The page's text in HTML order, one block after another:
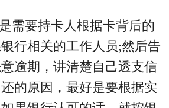
需要持卡人根据卡背后的
行相关的工作人员;然后告
逾期，讲清楚自己透支信
的原因，最好是要根据实